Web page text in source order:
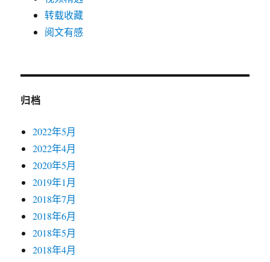
归档
2020年5月
2019年1月
2018年6月
2018年5月
2018年4月
2018年3月
2018年1月
2017年11月
2017年9月
2017年8月